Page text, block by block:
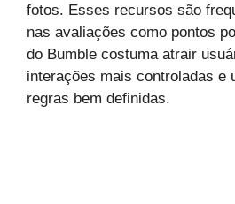
fotos. Esses recursos são
nas avaliações como pontos
do Bumble costuma atrair
interações mais controladas e
regras bem definidas.